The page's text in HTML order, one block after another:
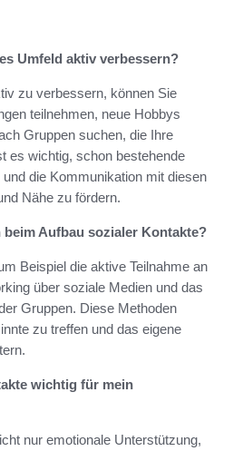
Umfeld aktiv verbessern?
zu verbessern, können Sie
teilnehmen, neue Hobbys
Gruppen suchen, die Ihre
es wichtig, schon bestehende
die Kommunikation mit diesen
Nähe zu fördern.
Aufbau sozialer Kontakte?
Beispiel die aktive Teilnahme an
über soziale Medien und das
Gruppen. Diese Methoden
zu treffen und das eigene
wichtig für mein
nur emotionale Unterstützung,